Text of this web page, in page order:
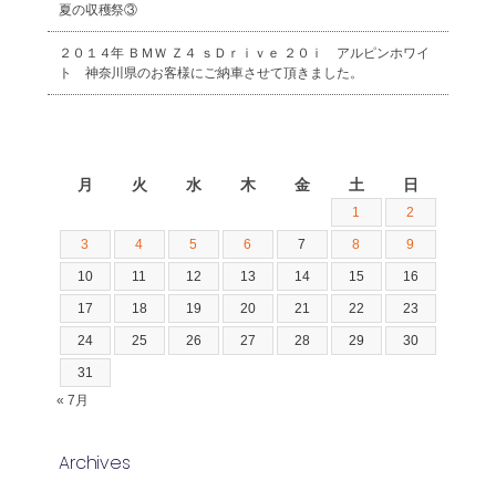
夏の収穫祭③
２０１４年 ＢＭＷ Ｚ４ ｓＤｒｉｖｅ ２０ｉ アルピンホワイ
ト 神奈川県のお客様にご納車させて頂きました。
月 火 水 木 金 土 日
1 2
3 4 5 6 7 8 9
10 11 12 13 14 15 16
17 18 19 20 21 22 23
24 25 26 27 28 29 30
31
« 7月
Archives